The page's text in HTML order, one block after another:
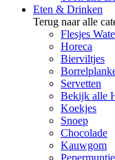
Eten & Drinken
Terug naar alle
Flesjes
Horeca
Bierviltjes
Servetten
Bekijk alle
Koekjes
Snoep
Chocolade
Kauwgom